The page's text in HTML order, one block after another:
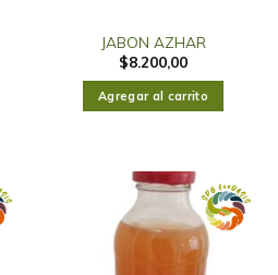
JABON AZHAR
$8.200,00
Agregar al carrito